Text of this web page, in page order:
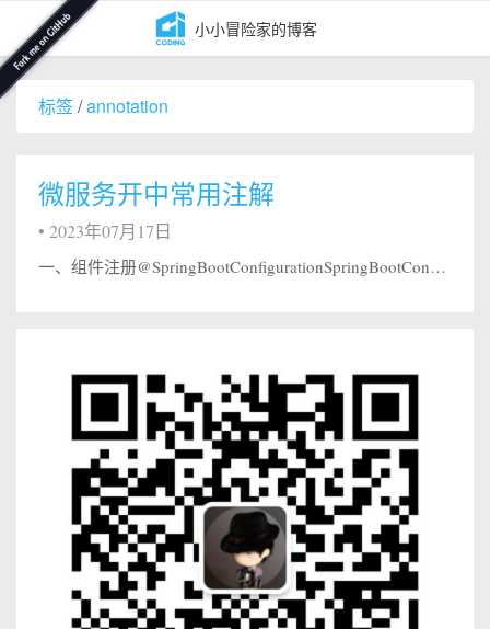
小小冒险家的博客
标签/annotation
微服务开中常用注解
• 2023年07月17日
一、组件注册@SpringBootConfigurationSpringBootConfiguration 是 SpringBoot 项目的配置注解，这也是一个组合注解，SpringBootConfiguration 注解可以用 java 代码的形式实现 Spring 中 xml 配置文件配置的效果，并会将当前类内声明的一个或多个以 @Bean 注解标记的方法的实例纳入到 spring 容器...